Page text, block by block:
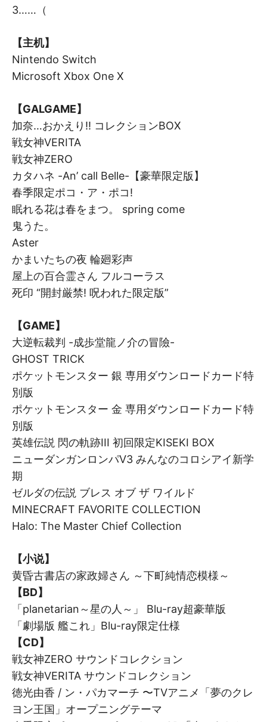
3……（
【主机】
Nintendo Switch
Microsoft Xbox One X
【GALGAME】
加奈…おかえり!! コレクションBOX
戦女神VERITA
戦女神ZERO
カタハネ -An’ call Belle-【豪華限定版】
春季限定ポコ・ア・ポコ!
眠れる花は春をまつ。 spring come
鬼うた。
Aster
かまいたちの夜 輪廻彩声
屋上の百合霊さん フルコーラス
死印 “開封厳禁! 呪われた限定版”
【GAME】
大逆転裁判 -成歩堂龍ノ介の冒險-
GHOST TRICK
ポケットモンスター 銀 専用ダウンロードカード特
別版
ポケットモンスター 金 専用ダウンロードカード特
別版
英雄伝説 閃の軌跡III 初回限定KISEKI BOX
ニューダンガンロンパV3 みんなのコロシアイ新学
期
ゼルダの伝説 ブレス オブ ザ ワイルド
MINECRAFT FAVORITE COLLECTION
Halo: The Master Chief Collection
【小说】
黄昏古書店の家政婦さん ～下町純情恋模様～
【BD】
「planetarian～星の人～」 Blu-ray超豪華版
「劇場版 艦これ」Blu-ray限定仕様
【CD】
戦女神ZERO サウンドコレクション
戦女神VERITA サウンドコレクション
徳光由香 / ン・パカマーチ 〜TVアニメ「夢のクレ
ヨン王国」オープニングテーマ